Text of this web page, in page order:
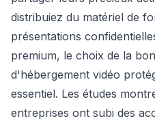
distribuiez du matériel de
présentations
premium, le choix de la
d'hébergement vidéo
essentiel. Les études
entreprises ont subi des